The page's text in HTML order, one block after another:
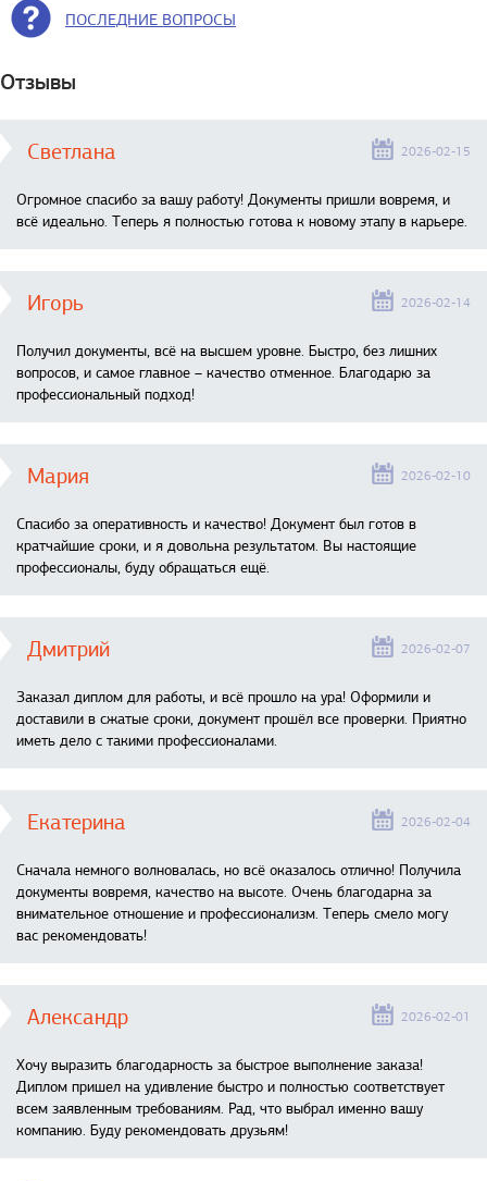
ПОСЛЕДНИЕ ВОПРОСЫ
Отзывы
Светлана 2026-02-15
Огромное спасибо за вашу работу! Документы пришли вовремя, и
всё идеально. Теперь я полностью готова к новому этапу в карьере.
Игорь 2026-02-14
Получил документы, всё на высшем уровне. Быстро, без лишних
вопросов, и самое главное – качество отменное. Благодарю за
профессиональный подход!
Мария 2026-02-10
Спасибо за оперативность и качество! Документ был готов в
кратчайшие сроки, и я довольна результатом. Вы настоящие
профессионалы, буду обращаться ещё.
Дмитрий 2026-02-07
Заказал диплом для работы, и всё прошло на ура! Оформили и
доставили в сжатые сроки, документ прошёл все проверки. Приятно
иметь дело с такими профессионалами.
Екатерина 2026-02-04
Сначала немного волновалась, но всё оказалось отлично! Получила
документы вовремя, качество на высоте. Очень благодарна за
внимательное отношение и профессионализм. Теперь смело могу
вас рекомендовать!
Александр 2026-02-01
Хочу выразить благодарность за быстрое выполнение заказа!
Диплом пришел на удивление быстро и полностью соответствует
всем заявленным требованиям. Рад, что выбрал именно вашу
компанию. Буду рекомендовать друзьям!